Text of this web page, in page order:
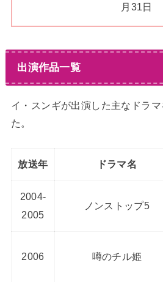
月31日
出演作品一覧
イ・スンギが出演した主なドラ
た。
放送年 ドラマ名
2004-
2005
ノンストップ5
2006 噂のチル姫